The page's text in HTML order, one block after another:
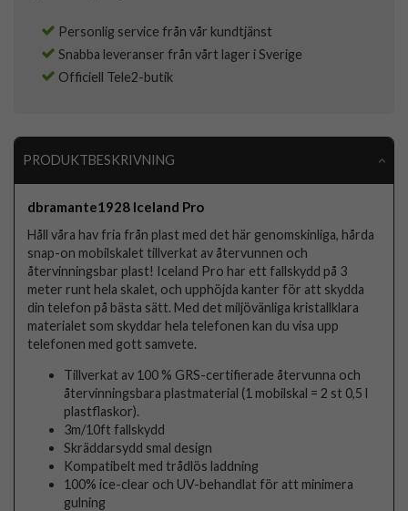
Personlig service från vår kundtjänst
Snabba leveranser från vårt lager i Sverige
Officiell Tele2-butik
PRODUKTBESKRIVNING
dbramante1928 Iceland Pro
Håll våra hav fria från plast med det här genomskinliga, hårda
snap-on mobilskalet tillverkat av återvunnen och
återvinningsbar plast! Iceland Pro har ett fallskydd på 3
meter runt hela skalet, och upphöjda kanter för att skydda
din telefon på bästa sätt. Med det miljövänliga kristallklara
materialet som skyddar hela telefonen kan du visa upp
telefonen med gott samvete.
Tillverkat av 100 % GRS-certifierade återvunna och
återvinningsbara plastmaterial (1 mobilskal = 2 st 0,5 l
plastflaskor).
3m/10ft fallskydd
Skräddarsydd smal design
Kompatibelt med trådlös laddning
100% ice-clear och UV-behandlat för att minimera
gulning